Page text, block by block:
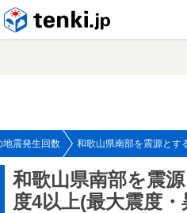
地震発生回数 和歌山県南部を震源とす
和歌山県南部を震
度4以上(最大震度・